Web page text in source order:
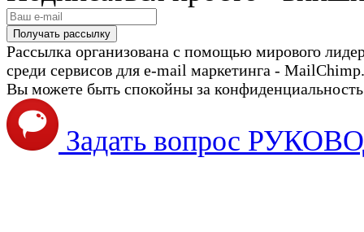
Рассылка организована с помощью мирового
среди сервисов для e-mail маркетинга - MailChimp.
Вы можете быть спокойны за
Задать вопрос